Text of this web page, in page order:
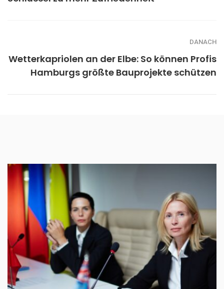
DANACH
Wetterkapriolen an der Elbe: So können Profis
Hamburgs größte Bauprojekte schützen